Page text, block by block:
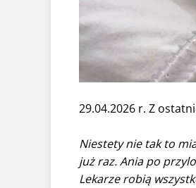
29.04.2026 r. Z
Niestety nie tak to
już raz. Ania po
Lekarze robią